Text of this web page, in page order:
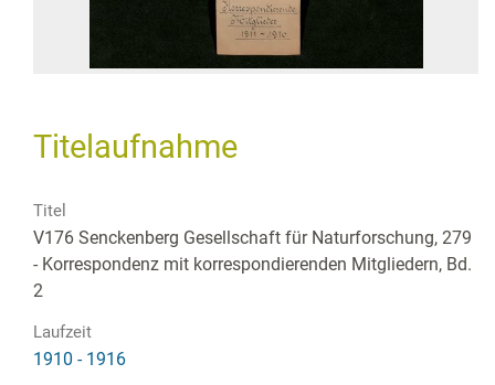
Titelaufnahme
Titel
V176 Senckenberg Gesellschaft für Naturforschung, 279
- Korrespondenz mit korrespondierenden Mitgliedern, Bd.
2
Laufzeit
1910 - 1916